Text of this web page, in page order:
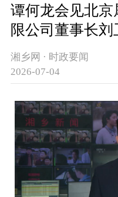
谭何龙会见北
限公司董事长
湘乡网 · 时政要闻
2026-07-04